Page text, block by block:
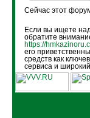
Сейчас этот
Если вы ищете
обратите
https://
его
средств как
сервиса и